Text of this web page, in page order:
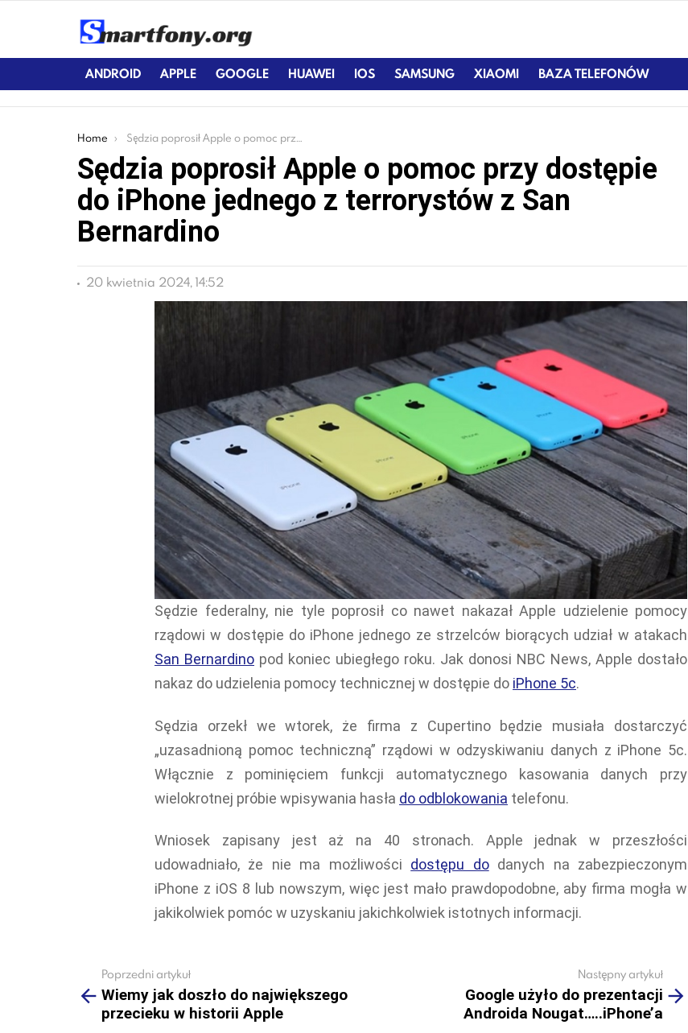
ANDROID APPLE GOOGLE HUAWEI IOS SAMSUNG XIAOMI BAZA TELEFONÓW
You are here:
Home Sędzia poprosił Apple o pomoc przy dostępie do iPhone jednego z terrorystów z San Bernardino
Sędzia poprosił Apple o pomoc przy dostępie
do iPhone jednego z terrorystów z San
Bernardino
20 kwietnia 2024, 14:52
Sędzie federalny, nie tyle poprosił co nawet nakazał Apple udzielenie pomocy
rządowi w dostępie do iPhone jednego ze strzelców biorących udział w atakach
San Bernardino pod koniec ubiegłego roku. Jak donosi NBC News, Apple dostało
nakaz do udzielenia pomocy technicznej w dostępie do iPhone 5c.
Sędzia orzekł we wtorek, że firma z Cupertino będzie musiała dostarczyć
„uzasadnioną pomoc techniczną” rządowi w odzyskiwaniu danych z iPhone 5c.
Włącznie z pominięciem funkcji automatycznego kasowania danych przy
wielokrotnej próbie wpisywania hasła do odblokowania telefonu.
Wniosek zapisany jest aż na 40 stronach. Apple jednak w przeszłości
udowadniało, że nie ma możliwości dostępu dodanych na zabezpieczonym
iPhone z iOS 8 lub nowszym, więc jest mało prawdopodobne, aby firma mogła w
jakikolwiek pomóc w uzyskaniu jakichkolwiek istotnych informacji.
more
Poprzedni artykuł
Wiemy jak doszło do największego
przecieku w historii Apple
Następny artykuł
Google użyło do prezentacji
Androida Nougat…..iPhone’a